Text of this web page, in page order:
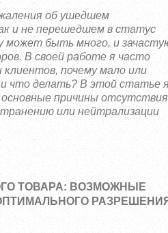
об ушедшем
и не перешедшем в статус
может быть много, и
В своей работе я часто
клиентов, почему мало или
что делать? В этой статье
причины отсутствия
или нейтрализации
ТОВАРА: ВОЗМОЖНЫЕ